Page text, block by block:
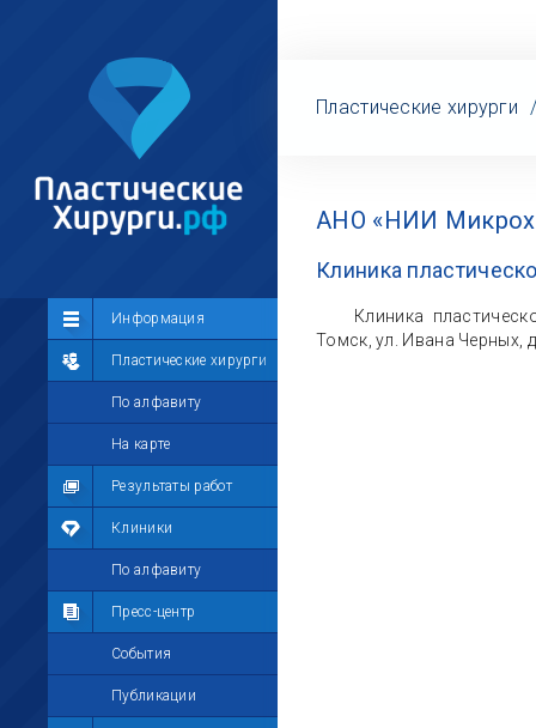
Информация
Пластические хирурги
По алфавиту
На карте
Результаты работ
Клиники
По алфавиту
Пресс-центр
События
Публикации
Сообщество
Лента
Участники
Мой профиль
Мои сообщения
Мои фотографии
Мои комментарии
Мои друзья
Моё избранное
Мои настройки
Пластические хирурги
АНО «НИИ
Клиника
Клиника
Томск, ул. Ивана Черных,